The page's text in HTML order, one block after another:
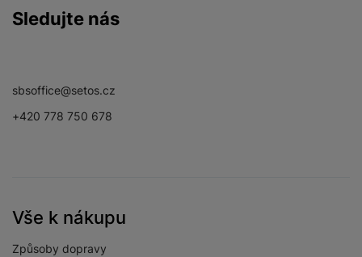
Sledujte nás
sbsoffice@setos.cz
+420 778 750 678
Vše k nákupu
Způsoby dopravy